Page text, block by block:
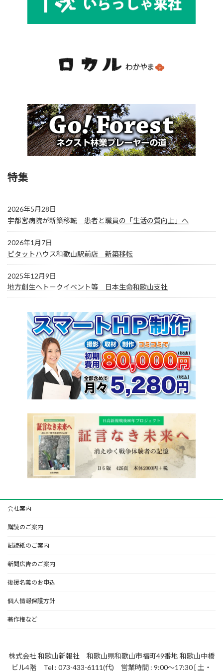
特集
2026年5月28日
宇都宮病院が新築移転 患者と職員の「生活の質向上」へ
2026年1月7日
ピタットハウス和歌山駅前店 新築移転
2025年12月9日
地方創生へトークイベント等 日本生命和歌山支社
会社案内
購読のご案内
試読紙のご案内
新聞広告のご案内
後援名義のお申込
個人情報保護方針
著作権など
株式会社 和歌山新報社 和歌山県和歌山市福町49番地 和歌山中橋
ビル4階 Tel : 073-433-6111(代) 営業時間 : 9:00～17:30 [ 土・